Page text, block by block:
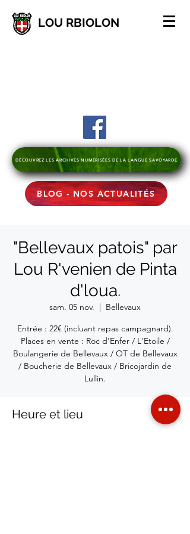
LOU RBIOLON
DÉCOUVREZ LES ARCHIVES NUMÉRISÉES DE LA LANGUE SAVOYARDE
BLOG - NOS ACTUALITÉS
"Bellevaux patois" par
Lou R'venien de Pinta
d'loua.
sam. 05 nov.
  |
Bellevaux
Entrée : 22€ (incluant repas campagnard).
Places en vente : Roc d'Enfer / L'Etoile /
Boulangerie de Bellevaux / OT de Bellevaux
/ Boucherie de Bellevaux / Bricojardin de
Lullin.
Heure et lieu